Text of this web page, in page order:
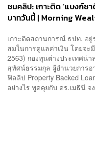
ชมคลิป: เกาะติด ‘แบงก์ช
บาทวันนี้ | Morning
เกาะติดสถานการณ์ ธปท. อยู่
สมในการดูแลค่าเงิน โดยจ
2563) กองทุนต่างประเทศน่
สุทัศน์ธรรมกุล ผู้อำนวยการ
ฟิลลิป Property Backed
อย่างไร พูดคุยกับ ดร.เมธินี จ